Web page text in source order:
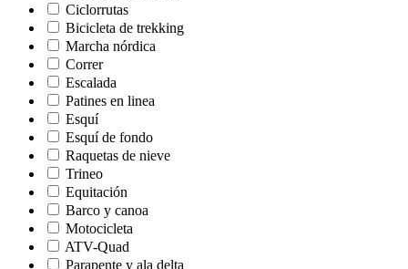
Ciclorrutas
Bicicleta de trekking
Marcha nórdica
Correr
Escalada
Patines en linea
Esquí
Esquí de fondo
Raquetas de nieve
Trineo
Equitación
Barco y canoa
Motocicleta
ATV-Quad
Parapente y ala delta